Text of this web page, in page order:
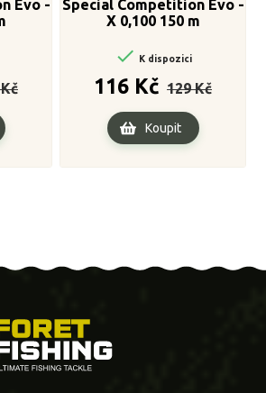
Evo -
Special Competition Evo -
X 0,100 150 m
 K dispozici
116 Kč
cena
129 Kč
Koupit